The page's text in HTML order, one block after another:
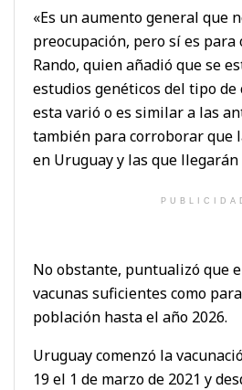
«Es un aumento general que
preocupación, pero sí es para
Rando, quien añadió que se
estudios genéticos del tipo de
esta varió o es similar a las
también para corroborar que
en Uruguay y las que llegarán
No obstante, puntualizó que
vacunas suficientes como
población hasta el año 2026.
Uruguay comenzó la
19 el 1 de marzo de 2021 y